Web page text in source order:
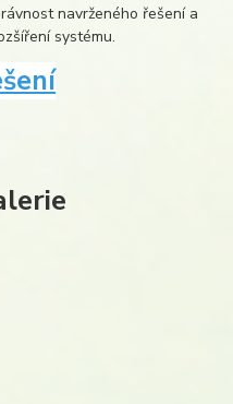
navrženého řešení a
systému.